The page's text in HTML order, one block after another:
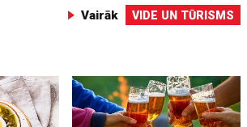
Vairāk VIDE UN TŪRISMS